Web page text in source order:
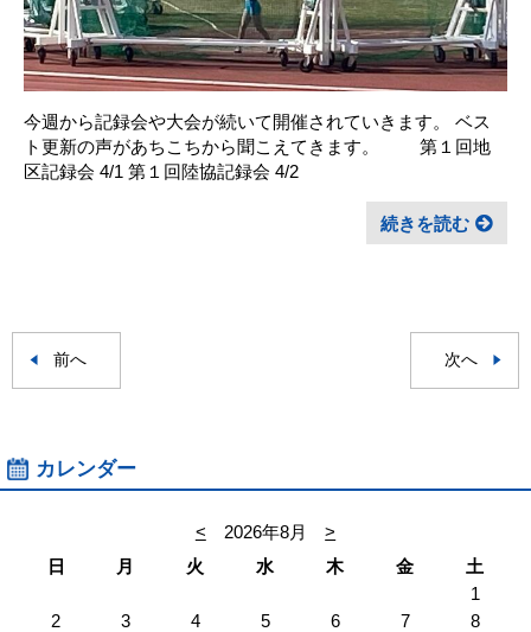
今週から記録会や大会が続いて開催されていきます。 ベス
ト更新の声があちこちから聞こえてきます。 第１回地
区記録会 4/1 第１回陸協記録会 4/2
続きを読む
前へ 次へ
カレンダー
< 2026年8月
>
日
月 火 水 木 金
土
1
2
3 4 5 6 7
8